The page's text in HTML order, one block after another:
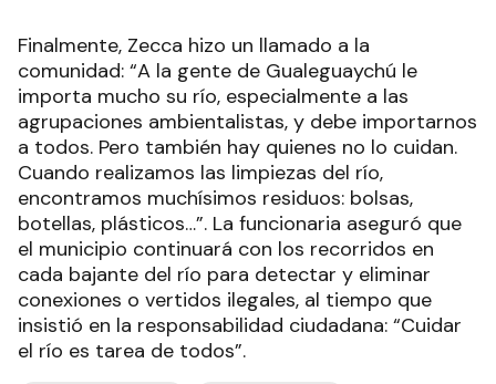
Finalmente, Zecca hizo un llamado a la
comunidad: “A la gente de Gualeguaychú le
importa mucho su río, especialmente a las
agrupaciones ambientalistas, y debe importarnos
a todos. Pero también hay quienes no lo cuidan.
Cuando realizamos las limpiezas del río,
encontramos muchísimos residuos: bolsas,
botellas, plásticos…”. La funcionaria aseguró que
el municipio continuará con los recorridos en
cada bajante del río para detectar y eliminar
conexiones o vertidos ilegales, al tiempo que
insistió en la responsabilidad ciudadana: “Cuidar
el río es tarea de todos”.